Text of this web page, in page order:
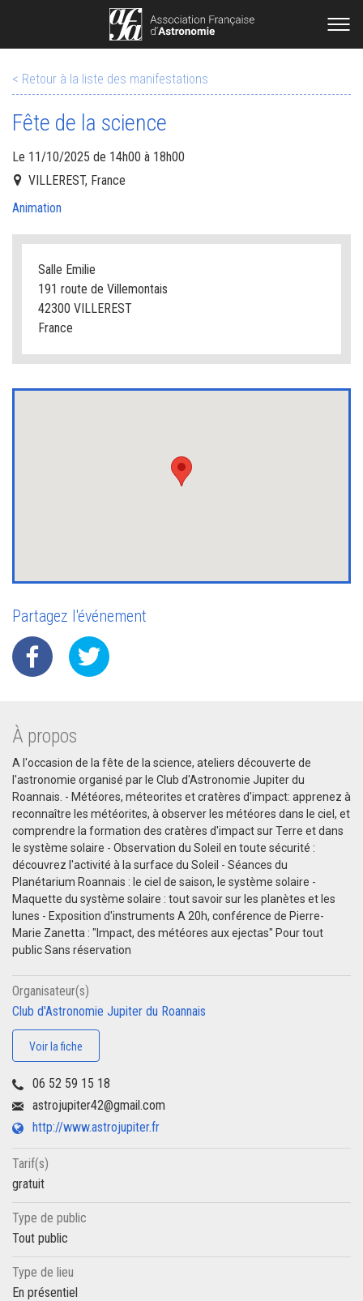
< Retour à la liste des manifestations
Fête de la science
Le 11/10/2025 de 14h00 à 18h00
VILLEREST, France
Animation
Salle Emilie
191 route de Villemontais
42300 VILLEREST
France
Partagez l'événement
À propos
A l'occasion de la fête de la science, ateliers découverte de
l'astronomie organisé par le Club d'Astronomie Jupiter du
Roannais. - Météores, méteorites et cratères d'impact: apprenez à
reconnaître les météorites, à observer les météores dans le ciel, et
comprendre la formation des cratères d'impact sur Terre et dans
le système solaire - Observation du Soleil en toute sécurité :
découvrez l'activité à la surface du Soleil - Séances du
Planétarium Roannais : le ciel de saison, le système solaire -
Maquette du système solaire : tout savoir sur les planètes et les
lunes - Exposition d'instruments A 20h, conférence de Pierre-
Marie Zanetta : "Impact, des météores aux ejectas" Pour tout
public Sans réservation
Organisateur(s)
Club d'Astronomie Jupiter du Roannais
Voir la fiche
06 52 59 15 18
astrojupiter42@gmail.com
http://www.astrojupiter.fr
Tarif(s)
gratuit
Type de public
Tout public
Type de lieu
En présentiel